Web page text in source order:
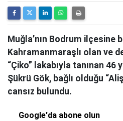
Muğla’nın Bodrum ilçesine
Kahramanmaraşlı olan ve
“Çiko” lakabıyla tanınan 46
Şükrü Gök, bağlı olduğu
cansız bulundu.
Google'da abone olun